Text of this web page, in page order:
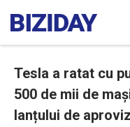
Tesla a ratat cu
500 de mii de
lanțului de